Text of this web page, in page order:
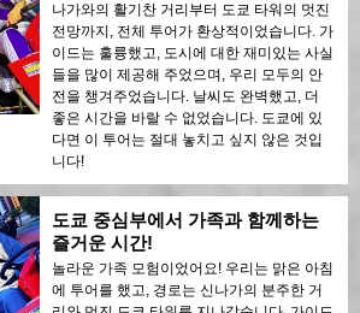
나가와의 활기찬 거리부터 도쿄 타워의 멋진
전망까지, 전체 투어가 환상적이었습니다. 가
이드는 훌륭했고, 도시에 대한 재미있는 사실
들을 많이 제공해 주었으며, 우리 모두의 안
전을 챙겨주었습니다. 날씨도 완벽했고, 더
좋은 시간을 바랄 수 없었습니다. 도쿄에 있
다면 이 투어는 절대 놓치고 싶지 않은 것입
니다!
도쿄 중심부에서 가족과 함께하는
즐거운 시간!
놀라운 가족 모험이었어요! 우리는 맑은 아침
에 투어를 했고, 경로는 신나가의 분주한 거